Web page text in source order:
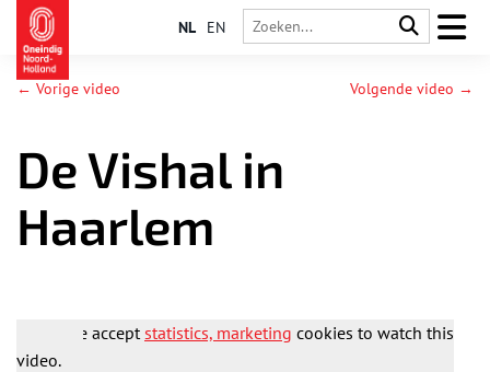
NL EN
← Vorige video Volgende video →
De Vishal in
Haarlem
Please acceptstatistics, marketing cookies to watch this
video.